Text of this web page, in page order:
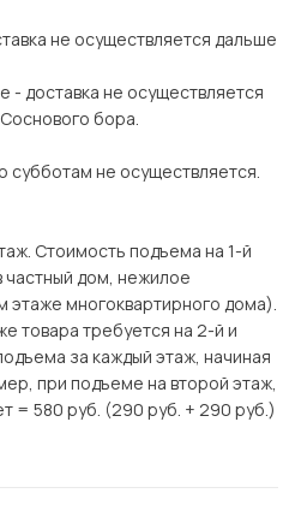
не осуществляется дальше
- доставка не осуществляется
бора.
субботам не осуществляется.
Стоимость подъема на 1-й
дом, нежилое
этаже многоквартирного дома).
товара требуется на 2-й и
за каждый этаж, начиная
при подъеме на второй этаж,
= 580 руб. (290 руб. + 290 руб.)